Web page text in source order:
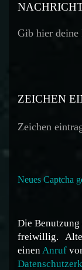
TELEFON:
ZEICHEN
Neues Captcha
Die Benutzung
freiwillig.
einenAnruf